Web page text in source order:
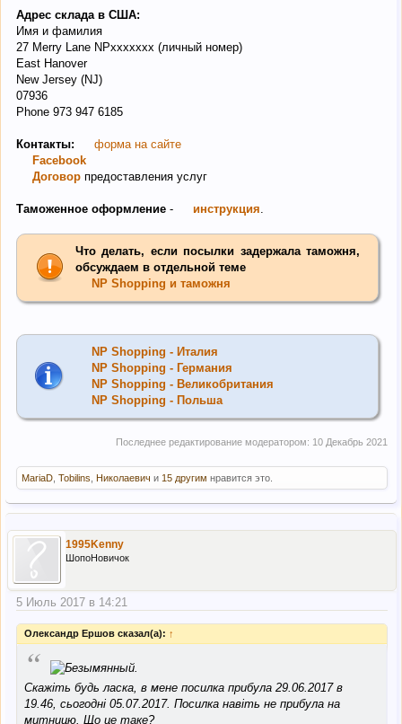
Адрес склада в США:
Имя и фамилия
27 Merry Lane NPxxxxxxx (личный номер)
East Hanover
New Jersey (NJ)
07936
Phone 973 947 6185
Контакты:
форма на сайте
Facebook
Договор предоставления услуг
Таможенное оформление - инструкция
Что делать, если посылки задержала таможня,
обсуждаем в отдельной теме
NP Shopping и таможня
NP Shopping - Италия
NP Shopping - Германия
NP Shopping - Великобритания
NP Shopping - Польша
Последнее редактирование модератором: 10 Декабрь 2021
MariaD Tobilins Николаевич и 15 другим нравится это.
1995Kenny
ШопоНовичок
5 Июль 2017 в 14:21
Олександр Ершов сказал(а): ↑
“
Скажіть будь ласка, в мене посилка прибула 29.06.2017 в
19.46, сьогодні 05.07.2017. Посилка навіть не прибула на
митницю. Що це таке?